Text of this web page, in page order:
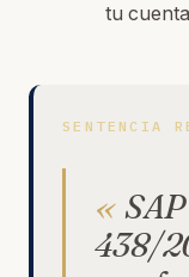
tu
SENTENCIA
438/